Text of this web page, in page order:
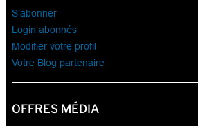
S’abonner
Login abonnés
Modifier votre profil
Votre Blog partenaire
OFFRES MÉDIA